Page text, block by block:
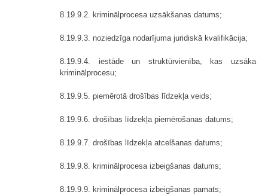
8.19.9.2. kriminālprocesa uzsākšanas datums;
8.19.9.3. noziedzīga nodarījuma juridiskā kvalifikācija;
8.19.9.4. iestāde un struktūrvienība, kas uzsāka
kriminālprocesu;
8.19.9.5. piemērotā drošības līdzekļa veids;
8.19.9.6. drošības līdzekļa piemērošanas datums;
8.19.9.7. drošības līdzekļa atcelšanas datums;
8.19.9.8. kriminālprocesa izbeigšanas datums;
8.19.9.9. kriminālprocesa izbeigšanas pamats;